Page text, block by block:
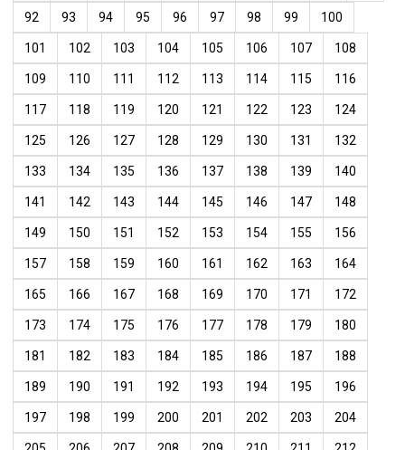
92 93 94 95 96 97 98 99 100
101 102 103 104 105 106 107 108
109 110 111 112 113 114 115 116
117 118 119 120 121 122 123 124
125 126 127 128 129 130 131 132
133 134 135 136 137 138 139 140
141 142 143 144 145 146 147 148
149 150 151 152 153 154 155 156
157 158 159 160 161 162 163 164
165 166 167 168 169 170 171 172
173 174 175 176 177 178 179 180
181 182 183 184 185 186 187 188
189 190 191 192 193 194 195 196
197 198 199 200 201 202 203 204